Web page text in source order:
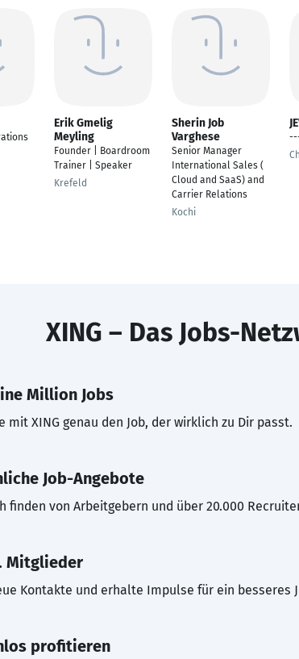
Erik Gmelig
Meyling
Founder | Boardroom
Trainer | Speaker
Krefeld
Sherin Job
Varghese
Senior Manager
International Sales (
Cloud and SaaS) and
Carrier Relations
Kochi
XING – Das Jobs-
Million Jobs
mit XING genau den Job, der wirklich zu Dir passt.
Job-Angebote
finden von Arbeitgebern und über 20.000
Mitglieder
Kontakte und erhalte Impulse für ein besseres
profitieren